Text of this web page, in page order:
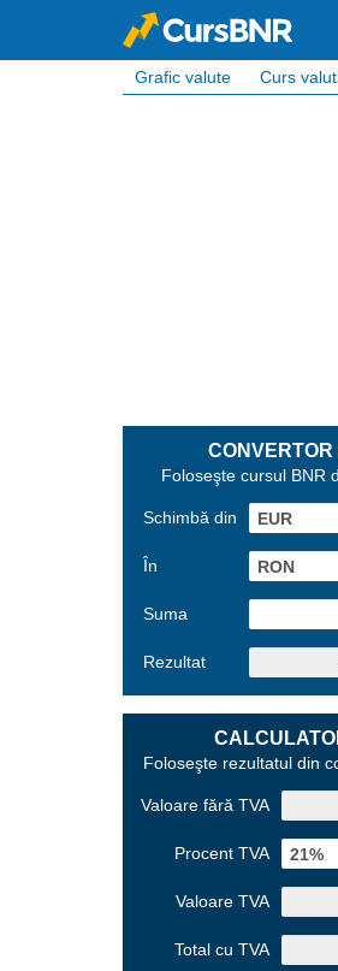
Grafic valute Curs
CONVERTOR
Foloseşte cursul BNR
Schimbă din
În
Suma
Rezultat
Foloseşte rezultatul din
Valoare fără TVA
Procent TVA
Valoare TVA
Total cu TVA